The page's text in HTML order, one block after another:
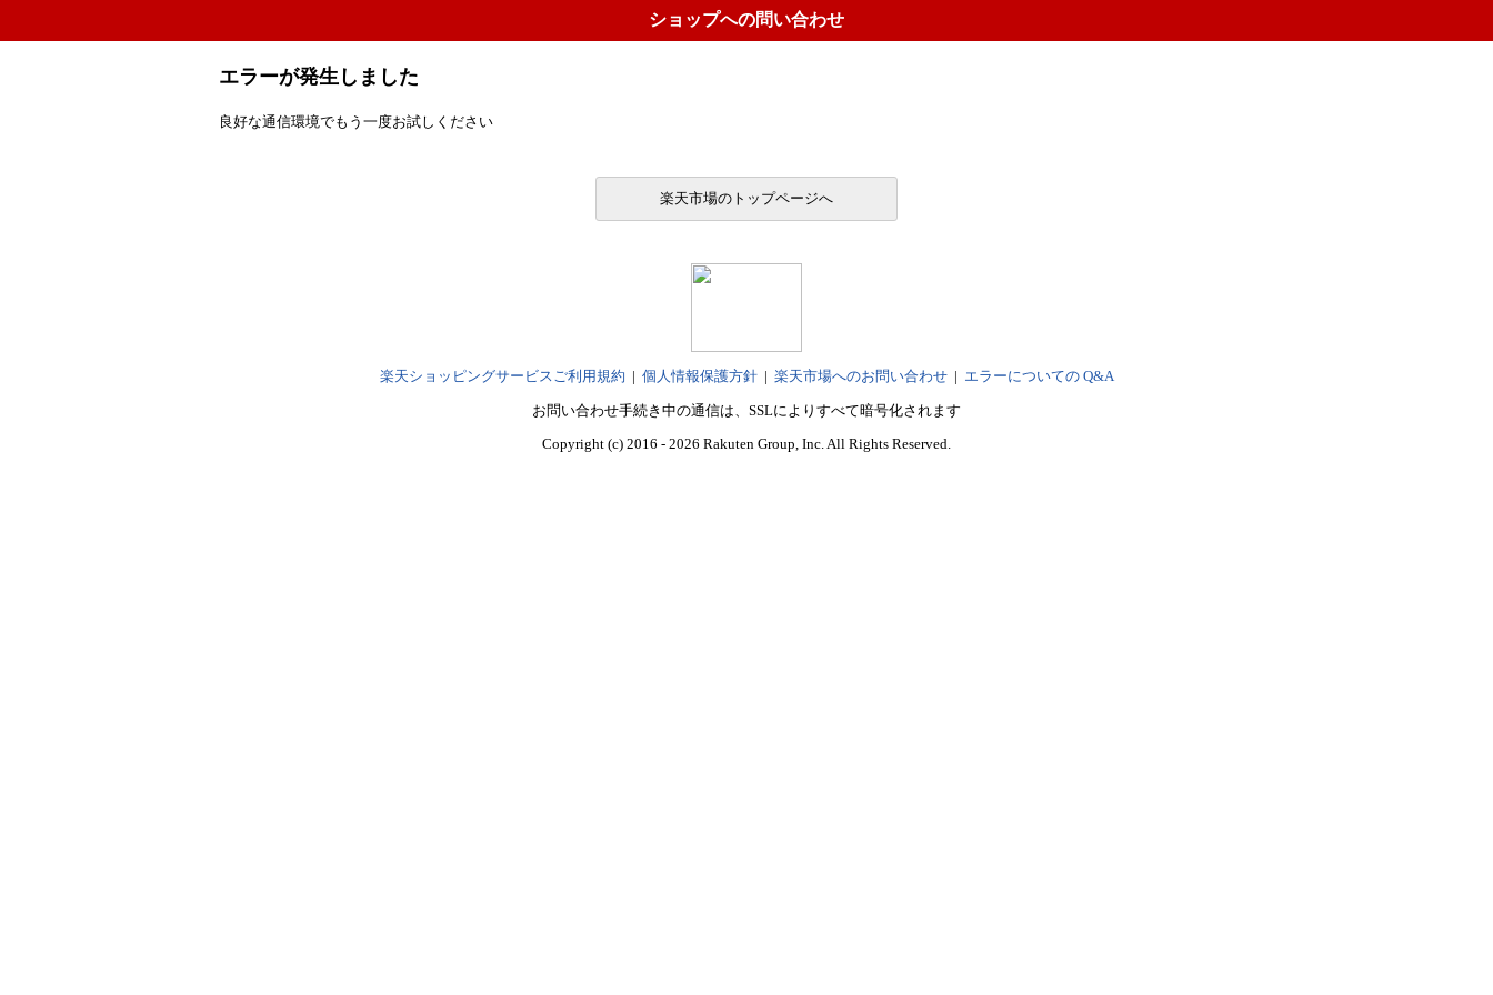
ショップへの問い合わせ
エラーが発生しました
良好な通信環境でもう一度お試しください
楽天市場のトップページへ
楽天ショッピングサービスご利用規約 | 個人情報保護方針 | 楽天市場へのお問い合わせ | エラーについての Q&A
お問い合わせ手続き中の通信は、SSLによりすべて暗号化されます
Copyright (c) 2016 - 2026 Rakuten Group, Inc. All Rights Reserved.